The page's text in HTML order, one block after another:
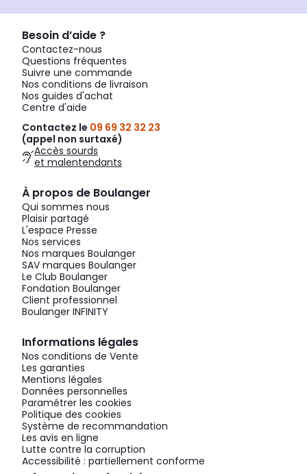
Besoin d’aide ?
Contactez-nous
Questions fréquentes
Suivre une commande
Nos conditions de livraison
Nos guides d'achat
Centre d'aide
Contactez le 09 69 32 32 23
(appel non surtaxé)
Accès sourds
et malentendants
À propos de Boulanger
Qui sommes nous
Plaisir partagé
L'espace Presse
Nos services
Nos marques Boulanger
SAV marques Boulanger
Le Club Boulanger
Fondation Boulanger
Client professionnel
Boulanger INFINITY
Informations légales
Nos conditions de Vente
Les garanties
Mentions légales
Données personnelles
Paramétrer les cookies
Politique des cookies
Système de recommandation
Les avis en ligne
Lutte contre la corruption
Accessibilité : partiellement conforme